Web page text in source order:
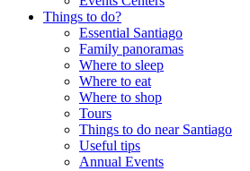
Things to do?
Essential Santiago
Family panoramas
Where to sleep
Where to eat
Where to shop
Tours
Things to do near Santiago
Useful tips
Annual Events